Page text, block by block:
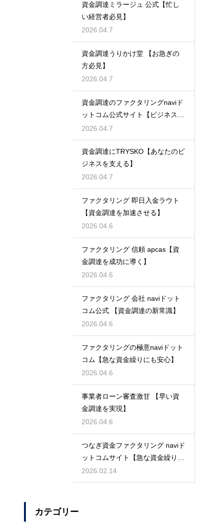
資金調達ミラージュ 公式【忙し
い経営者必見】
2026.04.7
資金調達うりかけ堂 【お急ぎの
方必見】
2026.04.7
資金調達のファクタリングnaviド
ットコム公式サイト【ビジネスの
強い味方】
2026.04.7
資金調達にTRYSKO【あなたのビ
ジネスを支える】
2026.04.7
ファクタリング 即日入金ラウト
【資金調達を加速させる】
2026.04.6
ファクタリング 信頼 apcas【資
金調達を成功に導く】
2026.04.6
ファクタリング 会社 naviドット
コム公式 【資金調達の新常識】
2026.04.6
ファクタリングの極意naviドット
コム【急な資金繰りにも安心】
2026.04.6
事業者ローン審査激甘 【早い資
金調達を実現】
2026.04.6
つなぎ資金ファクタリング naviド
ットコムサイト【急な資金繰りに
も安心】
2026.02.14
カテゴリー